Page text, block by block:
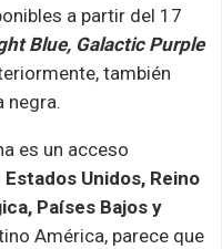
a partir del 17
Blue, Galactic Purple
también
negra.
es un acceso
Estados Unidos, Reino
Países Bajos y
América, parece que